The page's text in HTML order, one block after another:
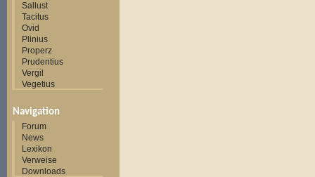
Sallust
Tacitus
Ovid
Plinius
Properz
Prudentius
Vergil
Vegetius
Navigation
Forum
News
Lexikon
Verweise
Downloads